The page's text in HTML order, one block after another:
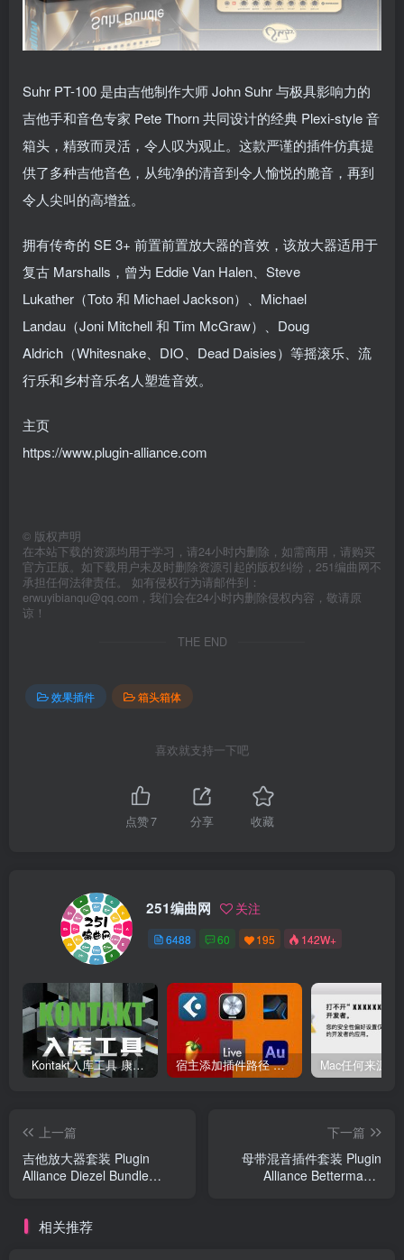
Suhr PT-100 是由吉他制作大师 John Suhr 与极具影响力的
吉他手和音色专家 Pete Thorn 共同设计的经典 Plexi-style 音
箱头，精致而灵活，令人叹为观止。这款严谨的插件仿真提
供了多种吉他音色，从纯净的清音到令人愉悦的脆音，再到
令人尖叫的高增益。
拥有传奇的 SE 3+ 前置前置放大器的音效，该放大器适用于
复古 Marshalls，曾为 Eddie Van Halen、Steve
Lukather（Toto 和 Michael Jackson）、Michael
Landau（Joni Mitchell 和 Tim McGraw）、Doug
Aldrich（Whitesnake、DIO、Dead Daisies）等摇滚乐、流
行乐和乡村音乐名人塑造音效。
主页
https://www.plugin-alliance.com
© 版权声明
在本站下载的资源均用于学习，请24小时内删除，如需商用，请购买
官方正版。如下载用户未及时删除资源引起的版权纠纷，251编曲网不
承担任何法律责任。 如有侵权行为请邮件到：
erwuyibianqu@qq.com，我们会在24小时内删除侵权内容，敬请原
谅！
THE END
效果插件 箱头箱体
喜欢就支持一下吧
点赞7 分享 收藏
251编曲网 关注
6488 60 195 142W+
Kontakt入库工具 康泰克入库教程 宿主添加插件路径 插件路径设置 VSTPlugins路径
上一篇
吉他放大器套装 Plugin
Alliance Diezel Bundle
下一篇
母带混音插件套装 Plugin
Alliance Bettermaker
相关推荐